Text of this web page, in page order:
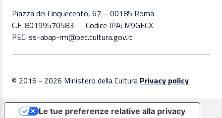
Piazza dei Cinquecento, 67 – 00185 Roma
C.F. 80199570583
Codice IPA: M9GECX
PEC: ss-abap-rm@pec.cultura.gov.it
© 2016 - 2026 Ministero della Cultura Privacy policy
Le tue preferenze relative alla privacy